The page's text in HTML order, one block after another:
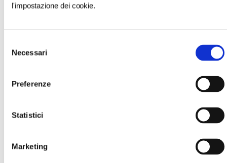
l'impostazione dei cookie.
delNecessari
Preferenze
Statistici
Marketing
331/4325425
SITO WEB